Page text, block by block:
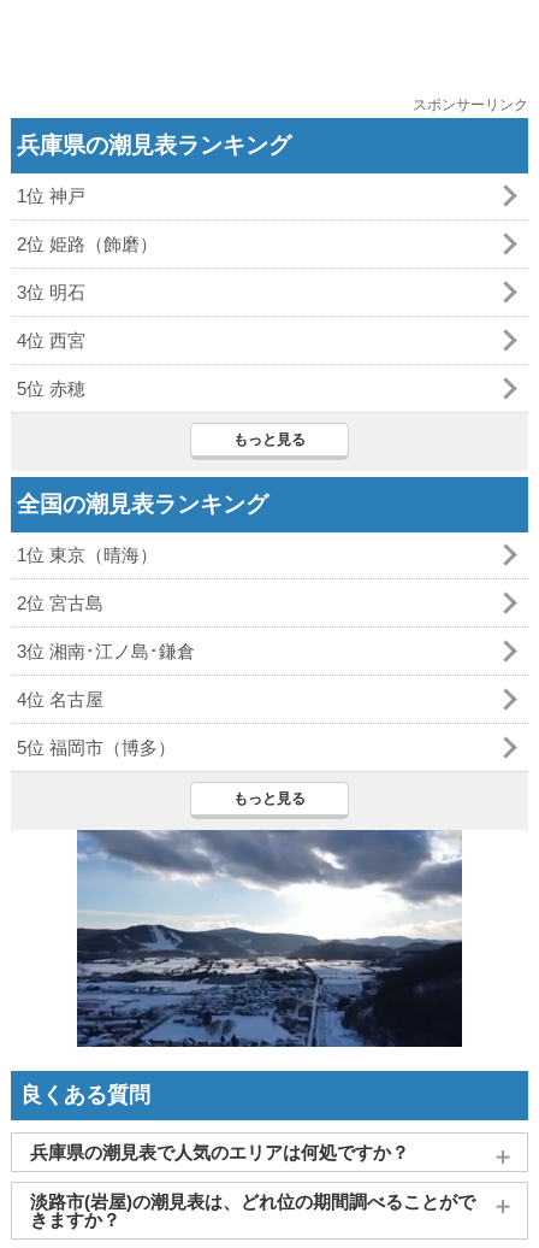
スポンサーリンク
兵庫県の潮見表ランキング
1位 神戸
2位 姫路（飾磨）
3位 明石
4位 西宮
5位 赤穂
もっと見る
全国の潮見表ランキング
1位 東京（晴海）
2位 宮古島
3位 湘南･江ノ島･鎌倉
4位 名古屋
5位 福岡市（博多）
もっと見る
良くある質問
兵庫県の潮見表で人気のエリアは何処ですか？
神戸、姫路（飾磨） 、明石 、西宮 、 赤穂がよく見られており
ます。
淡路市(岩屋)の潮見表は、どれ位の期間調べることがで
きますか？